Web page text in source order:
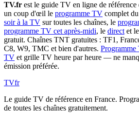
TV.fr est le guide TV en ligne de référence
un coup d'œil le programme TV complet
soir à la TV sur toutes les chaînes, le
programme TV cet après-midi, le direct et le
gratuit. Chaînes TNT gratuites : TF1,
C8, W9, TMC et bien d'autres.
TV et grille TV heure par heure — ne
émission préférée.
TVfr
Le guide TV de référence en France.
de toutes les chaînes gratuitement.